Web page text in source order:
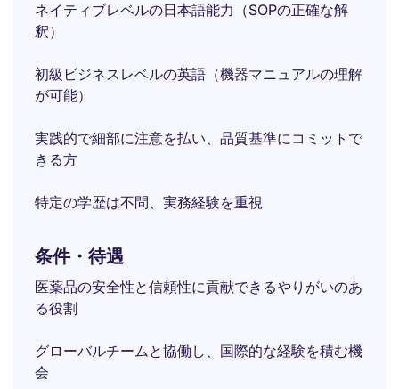
ネイティブレベルの日本語能力（SOPの正確な解
釈）
初級ビジネスレベルの英語（機器マニュアルの理解
が可能）
実践的で細部に注意を払い、品質基準にコミットで
きる方
特定の学歴は不問、実務経験を重視
条件・待遇
医薬品の安全性と信頼性に貢献できるやりがいのあ
る役割
グローバルチームと協働し、国際的な経験を積む機
会